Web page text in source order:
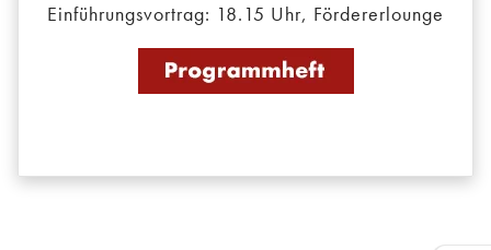
Einführungsvortrag: 18.15 Uhr, Fördererlounge